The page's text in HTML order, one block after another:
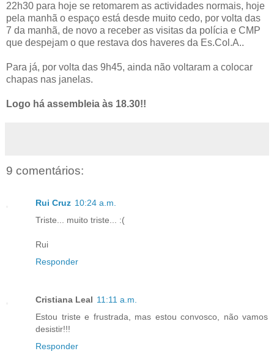
22h30 para hoje se retomarem as actividades normais, hoje
pela manhã o espaço está desde muito cedo, por volta das
7 da manhã, de novo a receber as visitas da polícia e CMP
que despejam o que restava dos haveres da Es.Col.A..
Para já, por volta das 9h45, ainda não voltaram a colocar
chapas nas janelas.
Logo há assembleia às 18.30!!
9 comentários:
Rui Cruz 10:24 a.m.
Triste... muito triste... :(
Rui
Responder
Cristiana Leal 11:11 a.m.
Estou triste e frustrada, mas estou convosco, não vamos
desistir!!!
Responder